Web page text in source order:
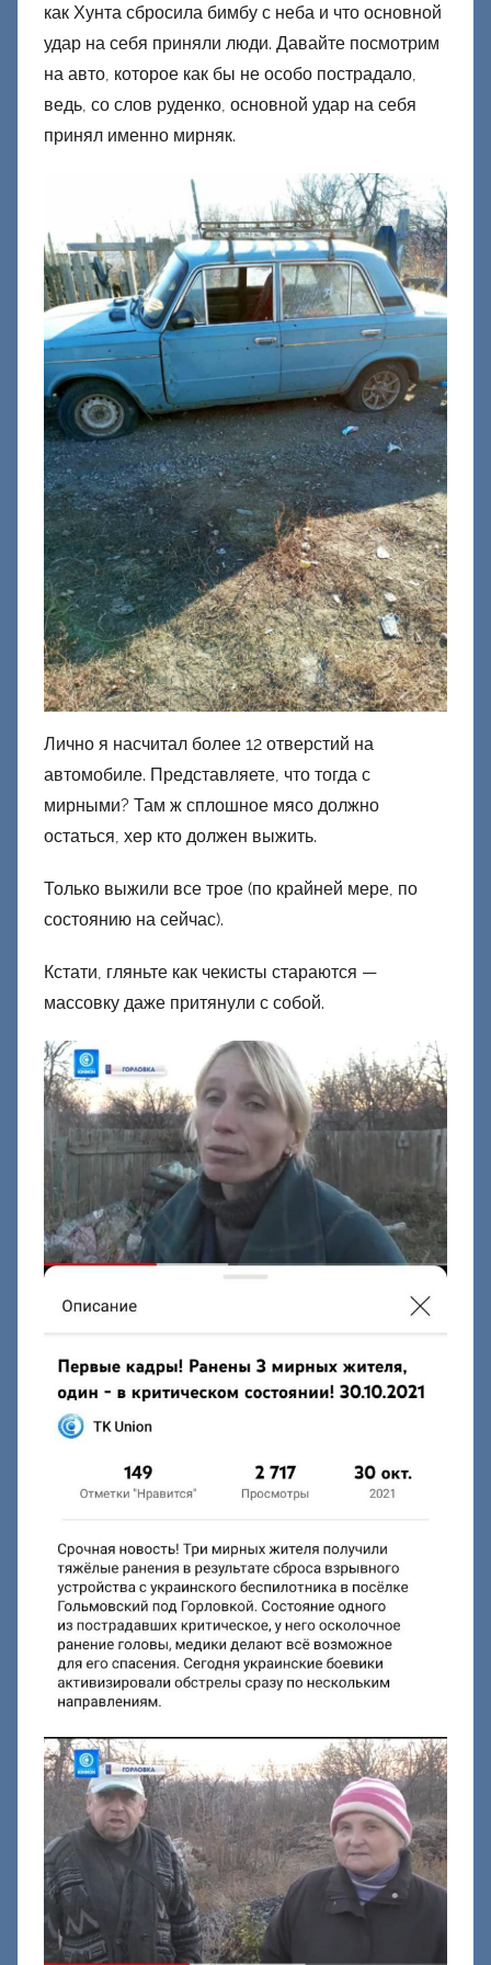
как Хунта сбросила бимбу с неба и что основной
удар на себя приняли люди. Давайте посмотрим
на авто, которое как бы не особо пострадало,
ведь, со слов руденко, основной удар на себя
принял именно мирняк.
Лично я насчитал более 12 отверстий на
автомобиле. Представляете, что тогда с
мирными? Там ж сплошное мясо должно
остаться, хер кто должен выжить.
Только выжили все трое (по крайней мере, по
состоянию на сейчас).
Кстати, гляньте как чекисты стараются —
массовку даже притянули с собой.